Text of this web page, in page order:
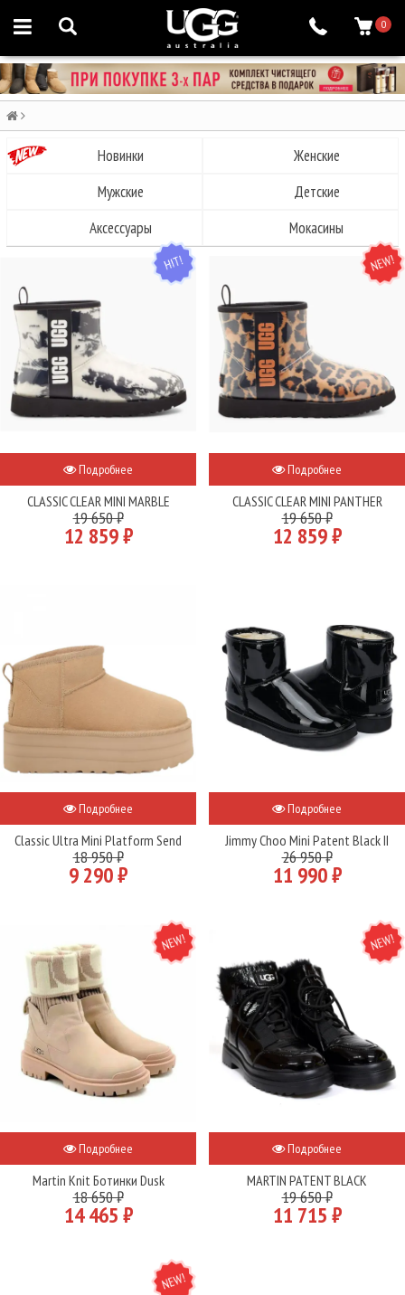
0
Новинки
Женские
Мужские
Детские
Аксессуары
Мокасины
HIT
Подробнее
CLASSIC CLEAR MINI MARBLE
19 650 ₽
12 859 ₽
NEW
Подробнее
CLASSIC CLEAR MINI PANTHER
19 650 ₽
12 859 ₽
Подробнее
Classic Ultra Mini Platform Send
18 950 ₽
9 290 ₽
Подробнее
Jimmy Choo Mini Patent Black II
26 950 ₽
11 990 ₽
NEW
Подробнее
Martin Knit Ботинки Dusk
18 650 ₽
14 465 ₽
NEW
Подробнее
MARTIN PATENT BLACK
19 650 ₽
11 715 ₽
NEW